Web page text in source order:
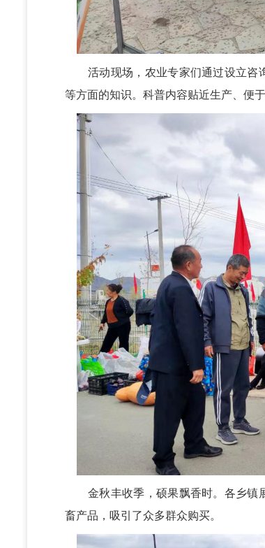
活动现场，农业专家们通过设立咨询
等方面的知识。科普内容贴近生产、便
金秋丰收季，硕果飘香时。各乡镇展
畜产品，吸引了众多群众购买。